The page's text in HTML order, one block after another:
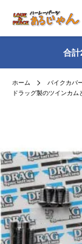
合
ホーム
バイクカバ
ドラッグ製のツインカ